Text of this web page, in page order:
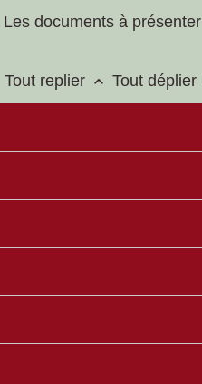
documents à présenter
Tout replier keyboard_arrow_up Tout déplier